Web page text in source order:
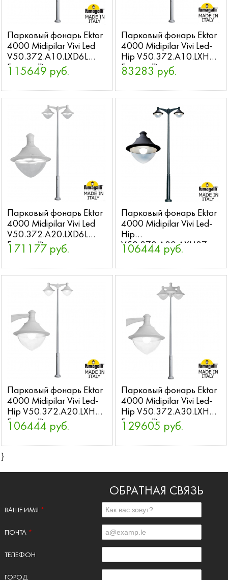
Парковый фонарь Ektor
4000 Midipilar Vivi Led
V50.372.A10.LXD6L
Fumagalli
115649 руб.
Парковый фонарь Ektor
4000 Midipilar Vivi Led-
Hip V50.372.A10.LXH27
Fumagalli
83283 руб.
Парковый фонарь Ektor
4000 Midipilar Vivi Led
V50.372.A20.LXD6L
Fumagalli
171177 руб.
Парковый фонарь Ektor
4000 Midipilar Vivi Led-
Hip
V50.372.A20.AXH27
106444 руб.
Парковый фонарь Ektor
4000 Midipilar Vivi Led-
Hip V50.372.A20.LXH27
Fumagalli
106444 руб.
Парковый фонарь Ektor
4000 Midipilar Vivi Led-
Hip V50.372.A30.LXH27
Fumagalli
129605 руб.
}
ОБРАТНАЯ СВЯЗЬ
ВАШЕ ИМЯ *
ПОЧТА *
ТЕЛЕФОН
ГОРОД